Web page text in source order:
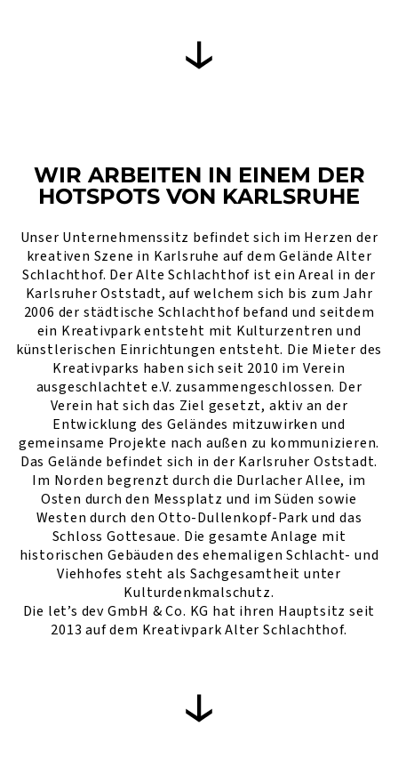
WIR ARBEITEN IN EINEM DER
HOTSPOTS VON KARLSRUHE
Unser Unternehmenssitz befindet sich im Herzen der
kreativen Szene in Karlsruhe auf dem Gelände Alter
Schlachthof. Der Alte Schlachthof ist ein Areal in der
Karlsruher Oststadt, auf welchem sich bis zum Jahr
2006 der städtische Schlachthof befand und seitdem
ein Kreativpark entsteht mit Kulturzentren und
künstlerischen Einrichtungen entsteht. Die Mieter des
Kreativparks haben sich seit 2010 im Verein
ausgeschlachtet e.V. zusammengeschlossen. Der
Verein hat sich das Ziel gesetzt, aktiv an der
Entwicklung des Geländes mitzuwirken und
gemeinsame Projekte nach außen zu kommunizieren.
Das Gelände befindet sich in der Karlsruher Oststadt.
Im Norden begrenzt durch die Durlacher Allee, im
Osten durch den Messplatz und im Süden sowie
Westen durch den Otto-Dullenkopf-Park und das
Schloss Gottesaue. Die gesamte Anlage mit
historischen Gebäuden des ehemaligen Schlacht- und
Viehhofes steht als Sachgesamtheit unter
Kulturdenkmalschutz.
Die let’s dev GmbH & Co. KG hat ihren Hauptsitz seit
2013 auf dem Kreativpark Alter Schlachthof.